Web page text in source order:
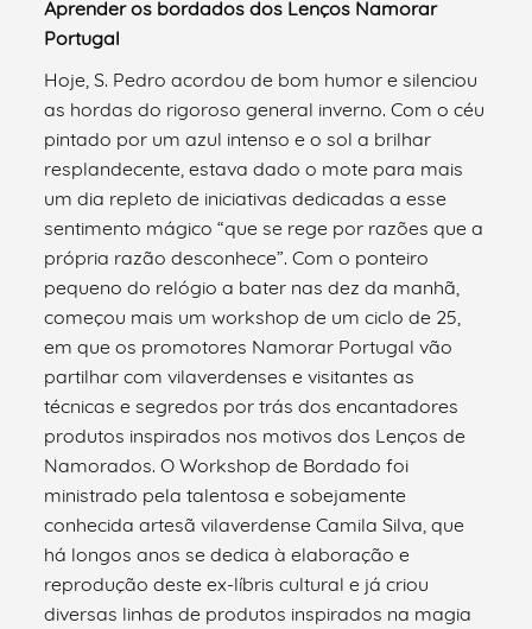
Aprender os bordados dos Lenços Namorar
Portugal
Hoje, S. Pedro acordou de bom humor e silenciou
as hordas do rigoroso general inverno. Com o céu
pintado por um azul intenso e o sol a brilhar
resplandecente, estava dado o mote para mais
um dia repleto de iniciativas dedicadas a esse
sentimento mágico “que se rege por razões que a
própria razão desconhece”. Com o ponteiro
pequeno do relógio a bater nas dez da manhã,
começou mais um workshop de um ciclo de 25,
em que os promotores Namorar Portugal vão
partilhar com vilaverdenses e visitantes as
técnicas e segredos por trás dos encantadores
produtos inspirados nos motivos dos Lenços de
Namorados. O Workshop de Bordado foi
ministrado pela talentosa e sobejamente
conhecida artesã vilaverdense Camila Silva, que
há longos anos se dedica à elaboração e
reprodução deste ex-líbris cultural e já criou
diversas linhas de produtos inspirados na magia